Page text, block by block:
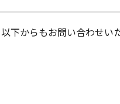
下からもお問い合わせい